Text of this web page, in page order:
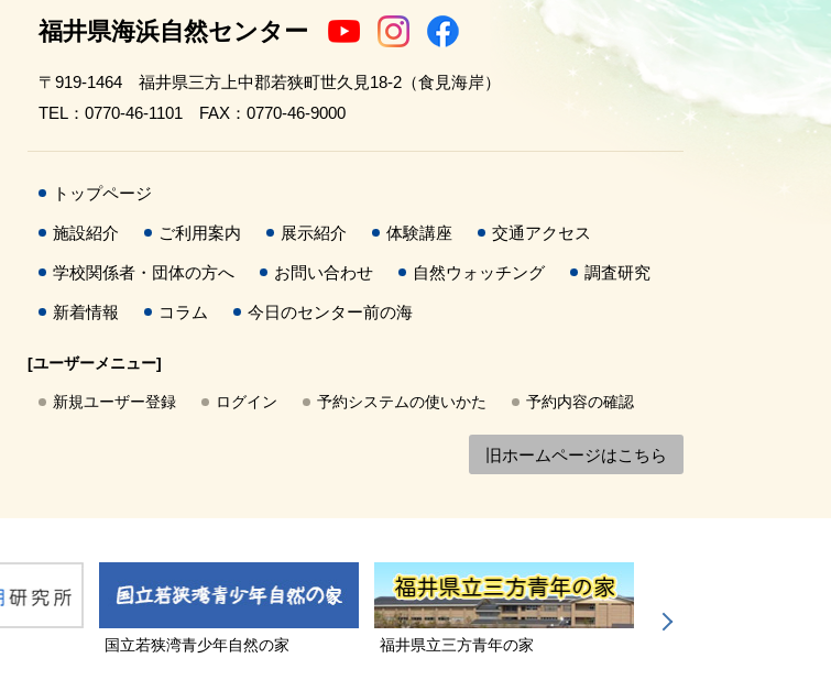
福井県海浜自然センター
〒919-1464 福井県三方上中郡若狭町世久見18-2（食見海岸）
TEL：0770-46-1101 FAX：0770-46-9000
トップページ
施設紹介 ご利用案内 展示紹介 体験講座 交通アクセス
学校関係者・団体の方へ お問い合わせ 自然ウォッチング 調査研究
新着情報 コラム 今日のセンター前の海
[ユーザーメニュー]
新規ユーザー登録 ログイン 予約システムの使いかた 予約内容の確認
旧ホームページはこちら
国立若狭湾青少年自然の家 福井県立三方青年の家